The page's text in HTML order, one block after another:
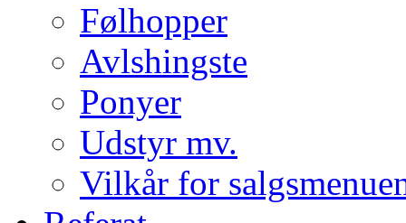
Følhopper
Avlshingste
Ponyer
Udstyr mv.
Vilkår for